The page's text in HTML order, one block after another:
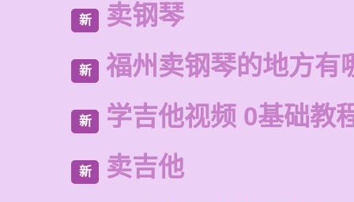
新 卖钢琴
新 福州卖钢琴的地方有
新 学吉他视频 0基础教
新 卖吉他